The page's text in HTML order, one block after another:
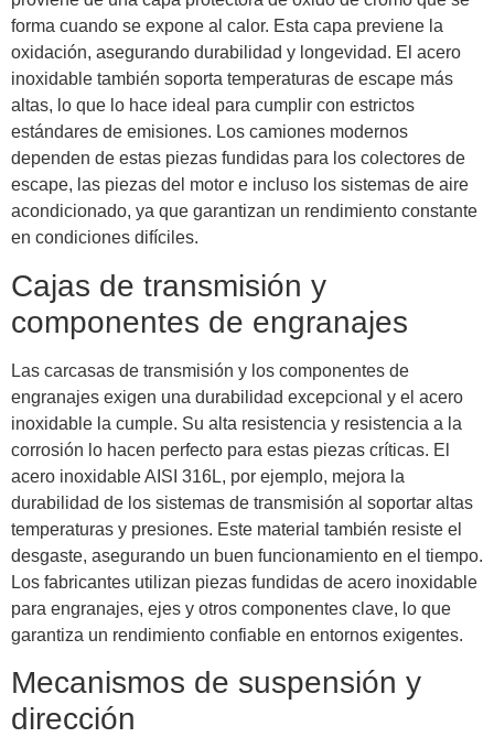
forma cuando se expone al calor. Esta capa previene la
oxidación, asegurando durabilidad y longevidad. El acero
inoxidable también soporta temperaturas de escape más
altas, lo que lo hace ideal para cumplir con estrictos
estándares de emisiones. Los camiones modernos
dependen de estas piezas fundidas para los colectores de
escape, las piezas del motor e incluso los sistemas de aire
acondicionado, ya que garantizan un rendimiento constante
en condiciones difíciles.
Cajas de transmisión y
componentes de engranajes
Las carcasas de transmisión y los componentes de
engranajes exigen una durabilidad excepcional y el acero
inoxidable la cumple. Su alta resistencia y resistencia a la
corrosión lo hacen perfecto para estas piezas críticas. El
acero inoxidable AISI 316L, por ejemplo, mejora la
durabilidad de los sistemas de transmisión al soportar altas
temperaturas y presiones. Este material también resiste el
desgaste, asegurando un buen funcionamiento en el tiempo.
Los fabricantes utilizan piezas fundidas de acero inoxidable
para engranajes, ejes y otros componentes clave, lo que
garantiza un rendimiento confiable en entornos exigentes.
Mecanismos de suspensión y
dirección